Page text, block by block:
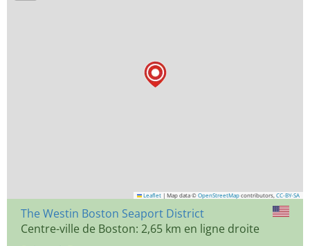
Leaflet | Map data © OpenStreetMap contributors, CC-BY-SA
The Westin Boston Seaport District
Centre-ville de Boston: 2,65 km en ligne droite